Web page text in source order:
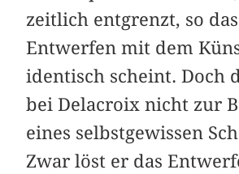
zeitlich entgrenzt, so
Entwerfen mit dem
identisch scheint. Doch
bei Delacroix nicht zur
eines selbstgewissen
Zwar löst er das